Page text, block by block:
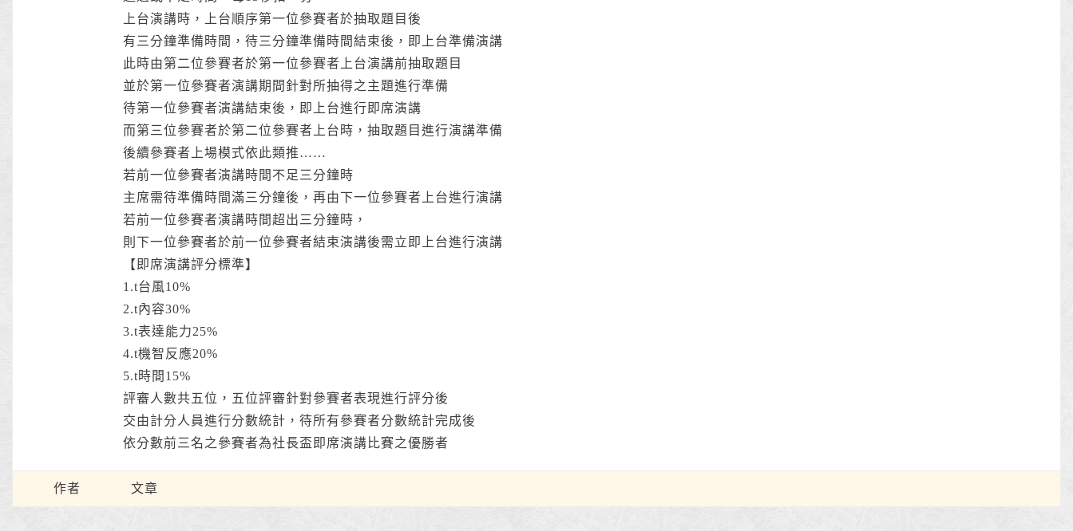
上台演講時，上台順序第一位參賽者於抽取題目後
有三分鐘準備時間，待三分鐘準備時間結束後，即上台準備演講
此時由第二位參賽者於第一位參賽者上台演講前抽取題目
並於第一位參賽者演講期間針對所抽得之主題進行準備
待第一位參賽者演講結束後，即上台進行即席演講
而第三位參賽者於第二位參賽者上台時，抽取題目進行演講準備
後續參賽者上場模式依此類推……
若前一位參賽者演講時間不足三分鐘時
主席需待準備時間滿三分鐘後，再由下一位參賽者上台進行演講
若前一位參賽者演講時間超出三分鐘時，
則下一位參賽者於前一位參賽者結束演講後需立即上台進行演講
【即席演講評分標準】
1.t台風10%
2.t內容30%
3.t表達能力25%
4.t機智反應20%
5.t時間15%
評審人數共五位，五位評審針對參賽者表現進行評分後
交由計分人員進行分數統計，待所有參賽者分數統計完成後
依分數前三名之參賽者為社長盃即席演講比賽之優勝者
作者 文章